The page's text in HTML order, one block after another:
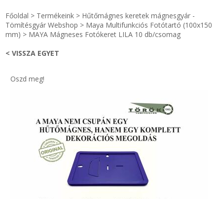
KULCSTARTÓ - KULCSKARIKA
IPARI KARIMA TÖMÍTÉS
GUMILEMEZ - FILC - HÓTOLÓ
videók
Egyedi gyártás
Kapcsolat
Főoldal > Termékeink > Hűtőmágnes keretek mágnesgyár -
Tömítésgyár Webshop > Maya Multifunkciós Fotótartó (100x150
mm) > MAYA Mágneses Fotókeret LILA 10 db/csomag
< VISSZA EGYET
Oszd meg!